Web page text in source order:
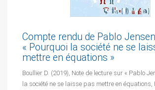
Compte rendu de Pablo Jensen
« Pourquoi la société ne se
mettre en équations »
Boullier D. (2019), Note de lecture sur « Pablo
la société ne se laisse pas mettre en équations,